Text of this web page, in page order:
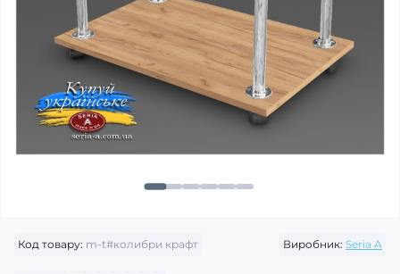
Код товару: m-t#колибри крафт Виробник: Seria A